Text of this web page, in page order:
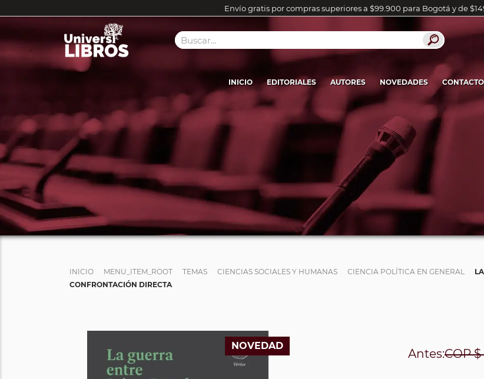
Envío gratis por compras superiores a $99.900 para Bogotá y de
INICIO EDITORIALES AUTORES NOVEDADES CONTACTO
INICIO MENU_ITEM_ROOT TEMAS CIENCIAS SOCIALES Y HUMANAS CIENCIA POLÍTICA EN GENERAL
CONFRONTACIÓN DIRECTA
NOVEDAD
Antes:COP$